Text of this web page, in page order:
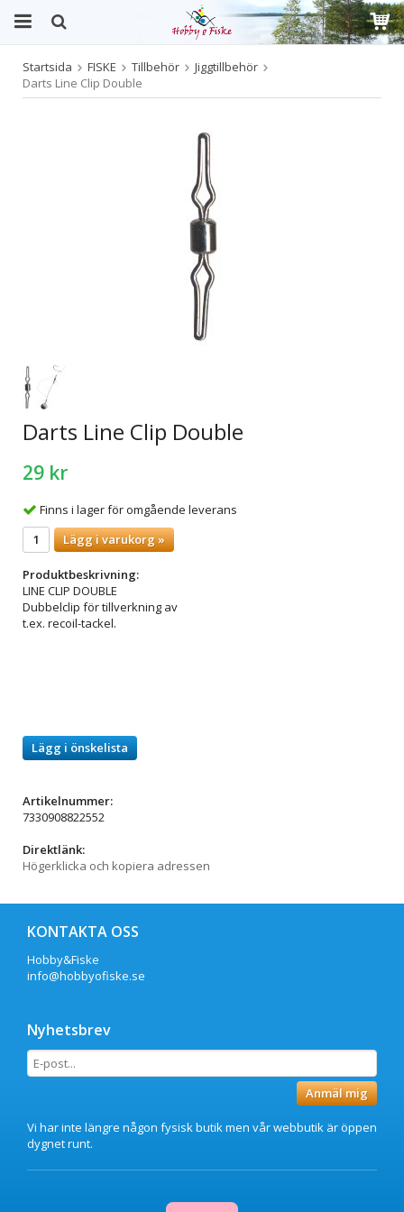
Produkten har blivit tillagd i varukorgen
Startsida FISKE Tillbehör
Jiggtillbehör
Darts Line Clip Double
Darts Line Clip Double
29 kr
Finns i lager för omgående leverans
Lägg i varukorg »
Produktbeskrivning:
LINE CLIP DOUBLE
Dubbelclip för tillverkning av
t.ex. recoil-tackel.
Lägg i önskelista
Artikelnummer:
7330908822552
Direktlänk:
Högerklicka och kopiera adressen
KONTAKTA OSS
Hobby&Fiske
info@hobbyofiske.se
Nyhetsbrev
Anmäl mig
Vi har inte längre någon fysisk butik men vår webbutik är öppen
dygnet runt.